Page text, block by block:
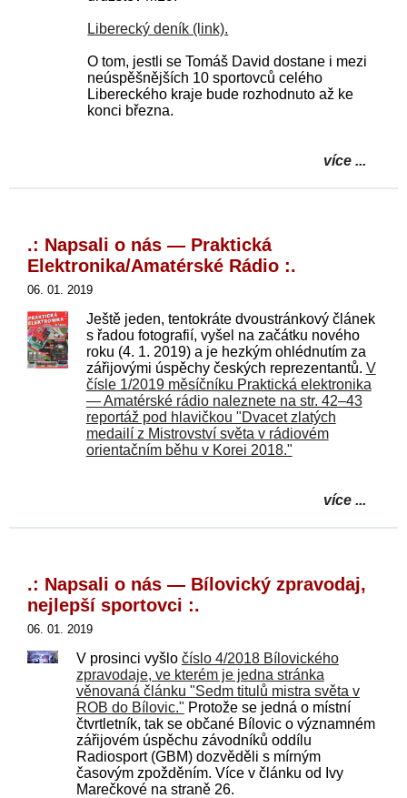
Liberecký deník (link).
O tom, jestli se Tomáš David dostane i mezi
neúspěšnějších 10 sportovců celého
Libereckého kraje bude rozhodnuto až ke
konci března.
více ...
.: Napsali o nás — Praktická
Elektronika/Amatérské Rádio :.
06. 01. 2019
Ještě jeden, tentokráte dvoustránkový článek
s řadou fotografií, vyšel na začátku nového
roku (4. 1. 2019) a je hezkým ohlédnutím za
zářijovými úspěchy českých reprezentantů. V
čísle 1/2019 měsíčníku Praktická elektronika
— Amatérské rádio naleznete na str. 42–43
reportáž pod hlavičkou "Dvacet zlatých
medailí z Mistrovství světa v rádiovém
orientačním běhu v Korei 2018."
více ...
.: Napsali o nás — Bílovický zpravodaj,
nejlepší sportovci :.
06. 01. 2019
V prosinci vyšlo číslo 4/2018 Bílovického
zpravodaje, ve kterém je jedna stránka
věnovaná článku "Sedm titulů mistra světa v
ROB do Bílovic." Protože se jedná o místní
čtvrtletník, tak se občané Bílovic o významném
zářijovém úspěchu závodníků oddílu
Radiosport (GBM) dozvěděli s mírným
časovým zpožděním. Více v článku od Ivy
Marečkové na straně 26.